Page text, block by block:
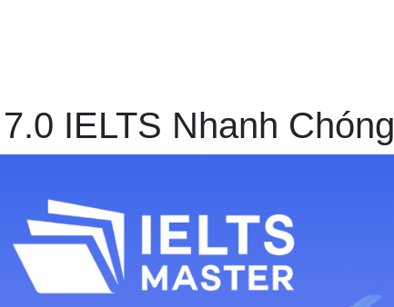
IELTS Nhanh Chóng